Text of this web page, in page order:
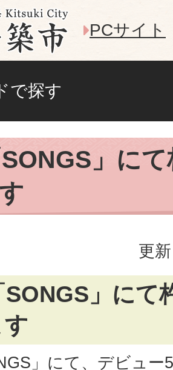
PCサイト
で探す
」に
更
」にて
」にて、デビュー